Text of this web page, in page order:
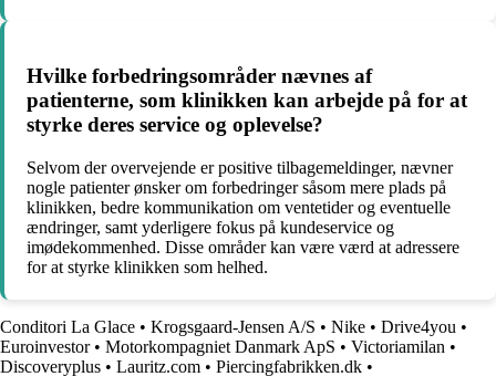
Hvilke forbedringsområder nævnes af
patienterne, som klinikken kan arbejde på for at
styrke deres service og oplevelse?
Selvom der overvejende er positive tilbagemeldinger, nævner
nogle patienter ønsker om forbedringer såsom mere plads på
klinikken, bedre kommunikation om ventetider og eventuelle
ændringer, samt yderligere fokus på kundeservice og
imødekommenhed. Disse områder kan være værd at adressere
for at styrke klinikken som helhed.
Conditori La Glace • Krogsgaard-Jensen A/S • Nike • Drive4you •
Euroinvestor• Motorkompagniet Danmark ApS • Victoriamilan •
Discoveryplus • Lauritz.com • Piercingfabrikken.dk •